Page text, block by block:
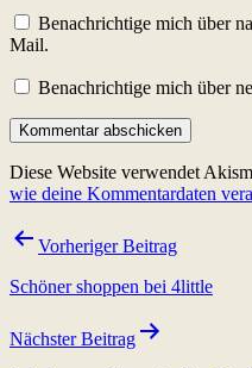
Benachrichtige mich über
Mail.
Benachrichtige mich über
Diese Website verwendet
wie deine Kommentardaten
Beitragsnavigation
Vorheriger Beitrag
Schöner shoppen bei 4little
Nächster Beitrag